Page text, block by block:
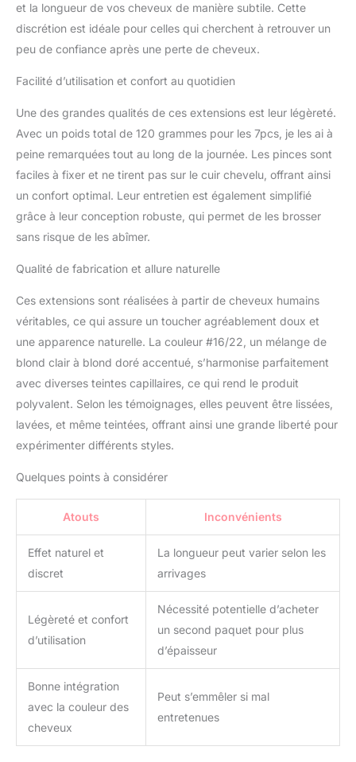
cachés et légers. Conçus
pour protéger vos
cheveux naturels et
se placent naturellement.
Specification】-
WENNALIFE clip in
human hair extensions, 7
pièces 120g avec 16 clips
par set. Poids net de
105g sans clips, 120g
avec clips. Juste pour
pour une tête complète,
; si vous voulez ajouter
de la longueur et du
volume, nous
recommandons 2-3
ensembles. Nous
proposons également 2
clips de remplacement.
【Correspondance des
couleurs】- Blond Clair à
Blond Doré Accentué. Un
équilibre de nuances
cendrées et dorées, c'est
votre blond le plus clair
platine. Nous vous
couleur à partir des
racine (Il peut y avoir des
différences de couleur en
raison de différents
n'hésitez pas à nous
contacter pour vous
meilleures
et la longueur de vos cheveux de manière subtile. Cette
discrétion est idéale pour celles qui cherchent à retrouver un
peu de confiance après une perte de cheveux.
Facilité d’utilisation et confort au quotidien
Une des grandes qualités de ces extensions est leur légèreté.
Avec un poids total de 120 grammes pour les 7pcs, je les ai à
peine remarquées tout au long de la journée. Les pinces sont
faciles à fixer et ne tirent pas sur le cuir chevelu, offrant ainsi
un confort optimal. Leur entretien est également simplifié
grâce à leur conception robuste, qui permet de les brosser
sans risque de les abîmer.
Qualité de fabrication et allure naturelle
Ces extensions sont réalisées à partir de cheveux humains
véritables, ce qui assure un toucher agréablement doux et
une apparence naturelle. La couleur #16/22, un mélange de
blond clair à blond doré accentué, s’harmonise parfaitement
avec diverses teintes capillaires, ce qui rend le produit
polyvalent. Selon les témoignages, elles peuvent être lissées,
lavées, et même teintées, offrant ainsi une grande liberté pour
expérimenter différents styles.
Quelques points à considérer
Atouts Inconvénients
Effet naturel et
discret
La longueur peut varier selon les
arrivages
Légèreté et confort
d’utilisation
Nécessité potentielle d’acheter
un second paquet pour plus
d’épaisseur
Bonne intégration
avec la couleur des
cheveux
Peut s’emmêler si mal
entretenues